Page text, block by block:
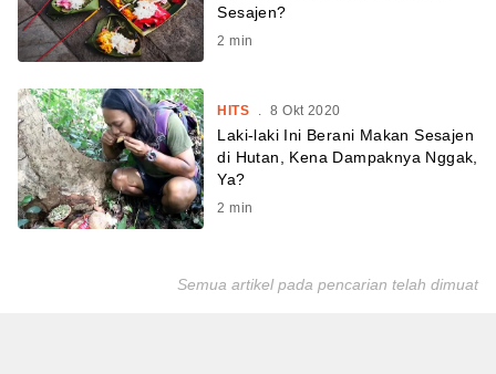
Sesajen?
2 min
HITS 8 Okt 2020
Laki-laki Ini Berani Makan Sesajen
di Hutan, Kena Dampaknya Nggak,
Ya?
2 min
Semua artikel pada pencarian telah dimuat